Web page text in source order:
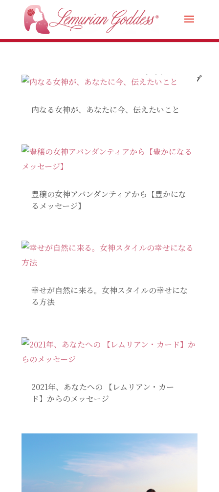
女神ブログ
内なる女神が、あなたに今、伝えたいこと
豊穣の女神アバンダンティアから【豊かにな
るメッセージ】
幸せが自然に来る。女神スタイルの幸せにな
る方法
2021年、あなたへの 【レムリアン・カー
ド】からのメッセージ